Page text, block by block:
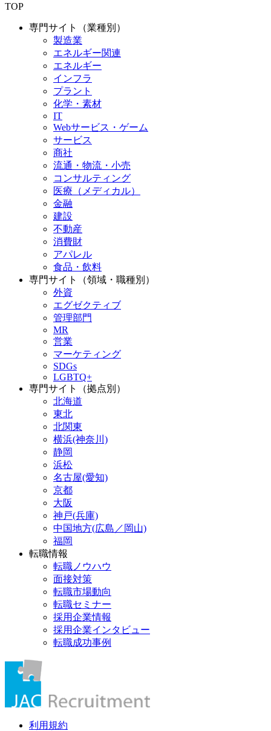
TOP
専門サイト（業種別）
製造業
エネルギー関連
エネルギー
インフラ
プラント
化学・素材
IT
Webサービス・ゲーム
サービス
商社
流通・物流・小売
コンサルティング
医療（メディカル）
金融
建設
不動産
消費財
アパレル
食品・飲料
専門サイト（領域・職種別）
外資
エグゼクティブ
管理部門
MR
営業
マーケティング
SDGs
LGBTQ+
専門サイト（拠点別）
北海道
東北
北関東
横浜(神奈川)
静岡
浜松
名古屋(愛知)
京都
大阪
神戸(兵庫)
中国地方(広島／岡山)
福岡
転職情報
転職ノウハウ
面接対策
転職市場動向
転職セミナー
採用企業情報
採用企業インタビュー
転職成功事例
利用規約